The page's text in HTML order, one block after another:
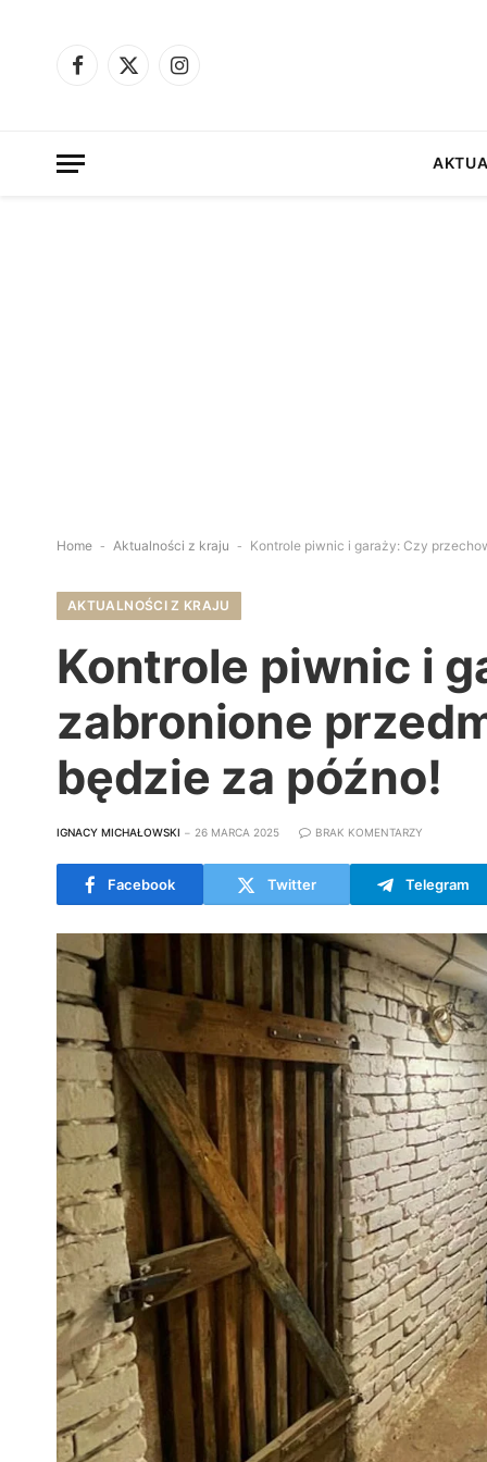
Facebook
X
Instagram
Home - Aktualności z kraju - Kontrole piwnic i garaży: Czy
AKTUALNOŚCI Z KRAJU
Kontrole piwnic i
zabronione
będzie za późno!
IGNACY MICHAŁOWSKI 26 MARCA 2025 BRAK KOMENTARZY
Facebook Twitter Telegram